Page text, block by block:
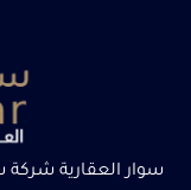
سوار العقارية